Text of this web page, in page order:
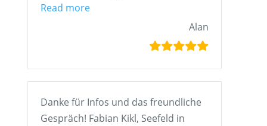
Read more„Alan“
Alan
Danke für Infos und das freundliche
Gespräch! Fabian Kikl, Seefeld in